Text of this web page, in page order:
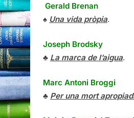
Gerald Brenan
♠ Una vida pròpia.
Joseph Brodsky
♣ La marca de l’aigua.
Marc Antoni Broggi
♣ Per una mort